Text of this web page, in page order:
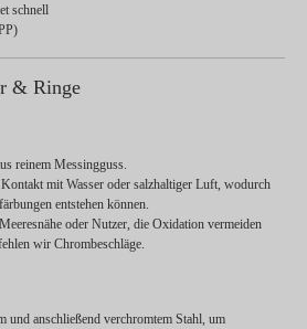
schnell
& Ringe
reinem Messingguss.
mit Wasser oder salzhaltiger Luft, wodurch
entstehen können.
oder Nutzer, die Oxidation vermeiden
wir Chrombeschläge.
und anschließend verchromtem Stahl, um